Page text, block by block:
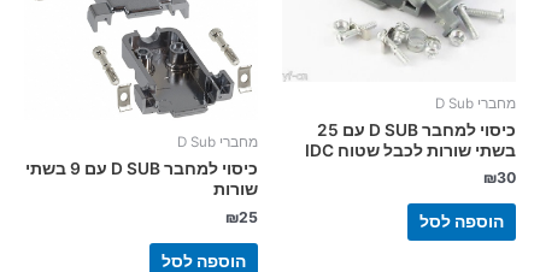
מחברי D Sub
כיסוי למחבר D SUB עם 25
בשתי שורות לכבל שטוח IDC
₪30
הוספה לסל
מחברי D Sub
כיסוי למחבר D SUB עם 9 בשתי
שורות
₪25
הוספה לסל